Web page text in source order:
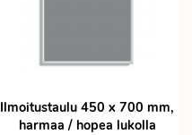
Ilmoitustaulu 450 x 700 mm,
harmaa / hopea lukolla